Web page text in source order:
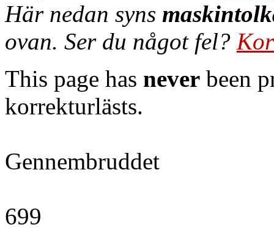
Här nedan syns
ovan. Ser du något fel?
This page has never been
korrekturlästs.
Gennembruddet
699